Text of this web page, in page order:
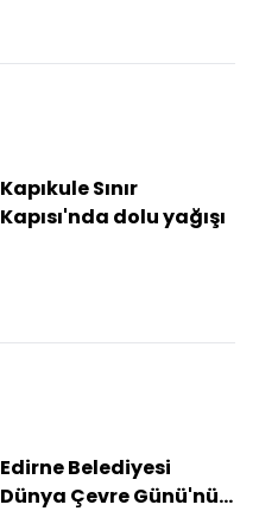
Kapıkule Sınır
Kapısı'nda dolu yağışı
Edirne Belediyesi
Dünya Çevre Günü'nü